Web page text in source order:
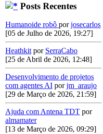
Posts Recentes
Humanoide robô porjosecarlos
[05 de Julho de 2026, 19:27]
Heathkit por SerraCabo
[25 de Abril de 2026, 12:48]
Desenvolvimento de projetos
com agentes AI porjm_araujo
[29 de Março de 2026, 21:59]
Ajuda com Antena TDT por
almamater
[13 de Março de 2026, 09:29]